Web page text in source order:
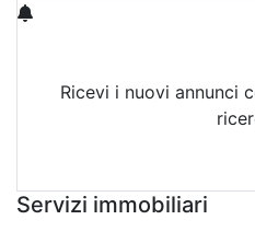
Ricevi i nuovi annunci
Servizi immobiliari